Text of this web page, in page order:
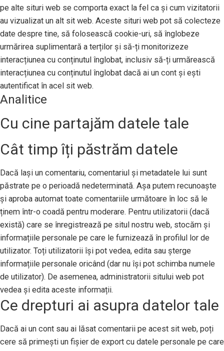
pe alte situri web se comporta exact la fel ca și cum vizitatorii
au vizualizat un alt sit web. Aceste situri web pot să colecteze
date despre tine, să folosească cookie-uri, să înglobeze
urmărirea suplimentară a terților și să-ți monitorizeze
interacțiunea cu conținutul înglobat, inclusiv să-ți urmărească
interacțiunea cu conținutul înglobat dacă ai un cont și ești
autentificat în acel sit web.
Analitice
Cu cine partajăm datele tale
Cât timp îți păstrăm datele
Dacă lași un comentariu, comentariul și metadatele lui sunt
păstrate pe o perioadă nedeterminată. Așa putem recunoaște
și aproba automat toate comentariile următoare în loc să le
ținem într-o coadă pentru moderare. Pentru utilizatorii (dacă
există) care se înregistrează pe situl nostru web, stocăm și
informațiile personale pe care le furnizează în profilul lor de
utilizator. Toți utilizatorii își pot vedea, edita sau șterge
informațiile personale oricând (dar nu își pot schimba numele
de utilizator). De asemenea, administratorii sitului web pot
vedea și edita aceste informații.
Ce drepturi ai asupra datelor tale
Dacă ai un cont sau ai lăsat comentarii pe acest sit web, poți
cere să primești un fișier de export cu datele personale pe care